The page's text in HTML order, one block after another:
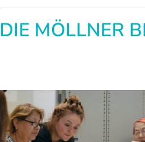
DIE MÖLLNER